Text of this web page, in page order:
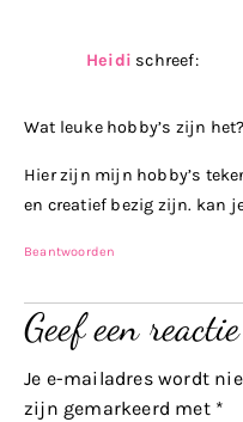
Heidi schreef:
Wat leuke hobby’s zijn het?
Hier zijn mijn hobby’s
en creatief bezig zijn. kan
Beantwoorden
Geef een reactie
Je e-mailadres wordt
zijn gemarkeerd met *